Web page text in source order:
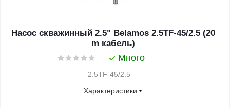
Насос скважинный 2.5" Belamos 2.5TF-45/2.5 (20
m кабель)
Много
2.5TF-45/2.5
Характеристики